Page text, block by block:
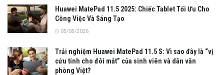
Huawei MatePad 11.5 2025: Chiếc Tablet Tối Ưu Cho
Công Việc Và Sáng Tạo
05/05/2026
Trải nghiệm Huawei MatePad 11.5 S: Vì sao đây là “vị
cứu tinh cho đôi mắt” của sinh viên và dân văn
phòng Việt?